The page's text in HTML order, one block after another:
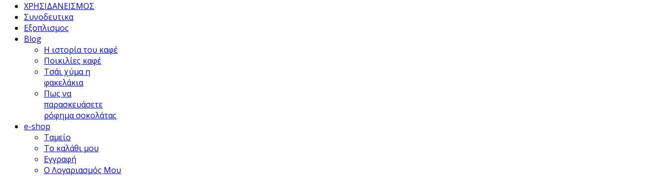
ΧΡΗΣΙΔΑΝΕΙΣΜΟΣ
Συνοδευτικα
Εξοπλισμος
Blog
Η ιστορία του καφέ
Ποικιλίες καφέ
Τσάι χύμα η
φακελάκια
Πως να
παρασκευάσετε
ρόφημα σοκολάτας
e-shop
Ταμείο
Το καλάθι μου
Εγγραφή
Ο Λογαριασμός Μου